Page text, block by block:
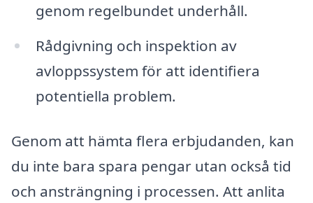
genom regelbundet underhåll.
Rådgivning och inspektion av
avloppssystem för att identifiera
potentiella problem.
Genom att hämta flera erbjudanden, kan
du inte bara spara pengar utan också tid
och ansträngning i processen. Att anlita